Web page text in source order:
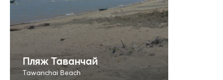
Пляж Таванчай
Tawanchai Beach